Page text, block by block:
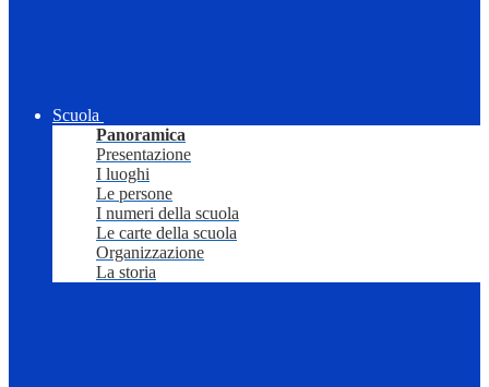
Scuola
Panoramica
Presentazione
I luoghi
Le persone
I numeri della scuola
Le carte della scuola
Organizzazione
La storia